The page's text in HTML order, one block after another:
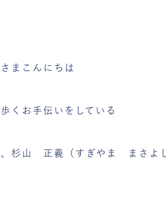
まこんにちは
くお手伝いをしている
、杉山 正義（すぎやま まさよ